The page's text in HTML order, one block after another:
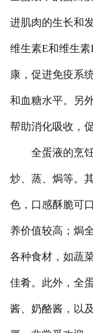
进肌肉的生长和
维生素E和维生
康，促进免疫系
和血糖水平。另
帮助消化吸收，
全蛋液的烹饪
炒、蒸、焗等。
色，口感酥脆可
养价值较高；焗
各种食材，如蔬
佳肴。此外，全
酱、奶酪酱，以